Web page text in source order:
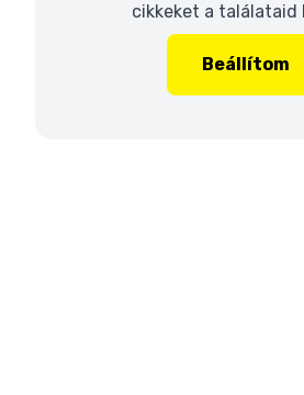
cikkeket a találataid
Beállítom